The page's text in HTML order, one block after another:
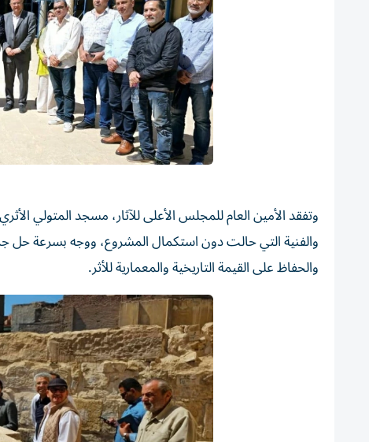
وتفقد الأمين العام للمجلس الأعلى للآثار، مسجد المتولي
والفنية التي حالت دون استكمال المشروع، ووجه بسرعة حل
والحفاظ على القيمة التاريخية والمعمارية للأثر.